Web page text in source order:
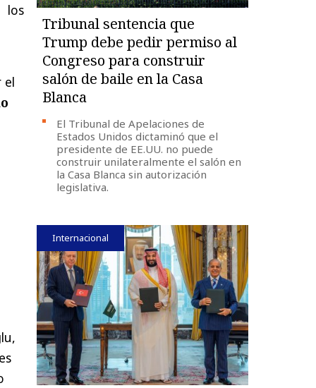
los
el
Tribunal sentencia que
Trump debe pedir permiso al
Congreso para construir
salón de baile en la Casa
Blanca
El Tribunal de Apelaciones de
Estados Unidos dictaminó que el
presidente de EE.UU. no puede
construir unilateralmente el salón en
la Casa Blanca sin autorización
legislativa.
Internacional